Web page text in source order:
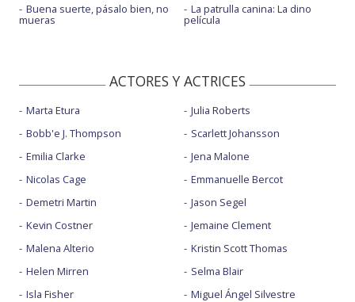
Buena suerte, pásalo bien, no
mueras
La patrulla canina: La dino
película
ACTORES Y ACTRICES
Marta Etura
Bobb'e J. Thompson
Emilia Clarke
Nicolas Cage
Demetri Martin
Kevin Costner
Malena Alterio
Helen Mirren
Isla Fisher
Julia Roberts
Scarlett Johansson
Jena Malone
Emmanuelle Bercot
Jason Segel
Jemaine Clement
Kristin Scott Thomas
Selma Blair
Miguel Ángel Silvestre